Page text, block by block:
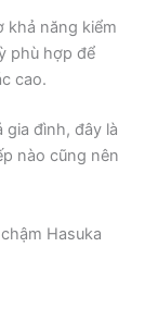
khả năng kiểm
phù hợp để
cao.
gia đình, đây là
nào cũng nên
Hasuka